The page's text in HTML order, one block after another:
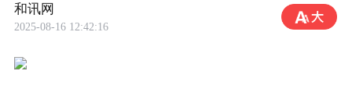
和讯网
2025-08-16 12:42:16